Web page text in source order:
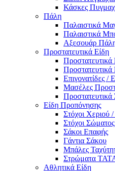
Κάσκες
Πάλη
Παλαιστικά
Παλαιστικά
Αξεσουάρ
Προστατευτικά Είδη
Προστατευτικά
Επιγονατίδες /
Μασέλες
Είδη Προπόνησης
Στόχοι Χεριού
Στόχοι Σώματος
Σάκοι Επαφής
Γάντια Σάκου
Μπάλες
Στρώματα
Αθλητικά Είδη